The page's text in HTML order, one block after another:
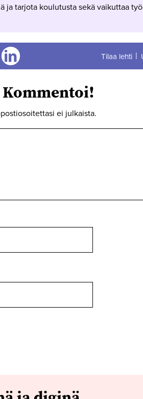
ja tarjota koulutusta sekä vaikuttaa
Jaa
Tilaa lehti
ei julkaista.